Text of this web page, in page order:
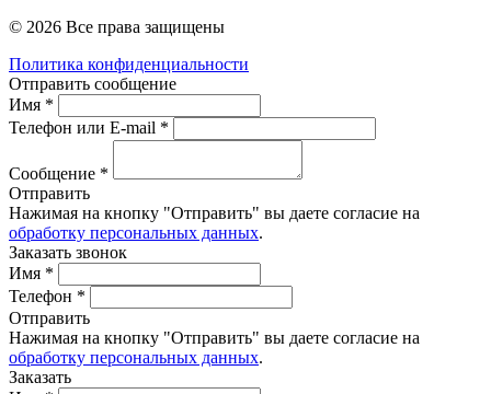
© 2026 Все права защищены
Политика конфиденциальности
Отправить сообщение
Имя *
Телефон или E-mail *
Сообщение *
Отправить
Нажимая на кнопку "Отправить" вы даете согласие на
обработку персональных данных.
Заказать звонок
Имя *
Телефон *
Отправить
Нажимая на кнопку "Отправить" вы даете согласие на
обработку персональных данных.
Заказать